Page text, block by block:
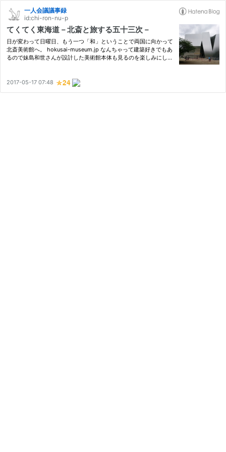
一人会議議事録
id:chi-ron-nu-p
てくてく東海道－北斎と旅する五十三次－
日が変わって日曜日、もう一つ「和」ということで両国に向かって
北斎美術館へ。 hokusai-museum.jp なんちゃって建築好きでもあ
るので妹島和世さんが設計した美術館本体も見るのを楽しみにして
展…
2017-05-17 07:48